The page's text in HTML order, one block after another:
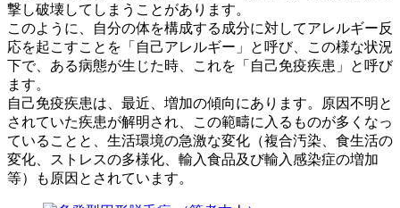
撃し破壊してしまうことがあります。
このように、自分の体を構成する成分に対してアレルギー反
応を起こすことを「自己アレルギー」と呼び、この様な状況
下で、ある病態が生じた時、これを「自己免疫疾患」と呼び
ます。
自己免疫疾患は、最近、増加の傾向にあります。原因不明と
されていた疾患が解明され、この範疇に入るものが多くなっ
ていることと、生活環境の急激な変化（複合汚染、食生活の
変化、ストレスの多様化、輸入食品及び輸入感染症の増加
等）も原因とされています。